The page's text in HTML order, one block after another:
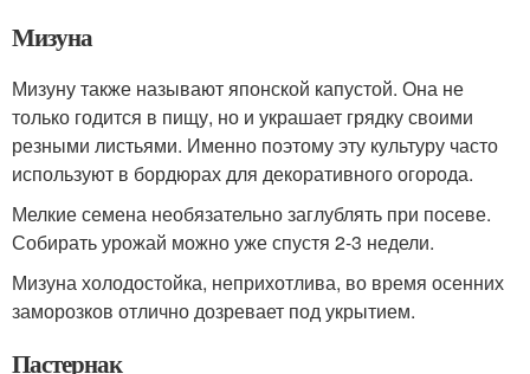
Мизуна
Мизуну также называют японской капустой. Она не
только годится в пищу, но и украшает грядку своими
резными листьями. Именно поэтому эту культуру часто
используют в бордюрах для декоративного огорода.
Мелкие семена необязательно заглублять при посеве.
Собирать урожай можно уже спустя 2-3 недели.
Мизуна холодостойка, неприхотлива, во время осенних
заморозков отлично дозревает под укрытием.
Пастернак